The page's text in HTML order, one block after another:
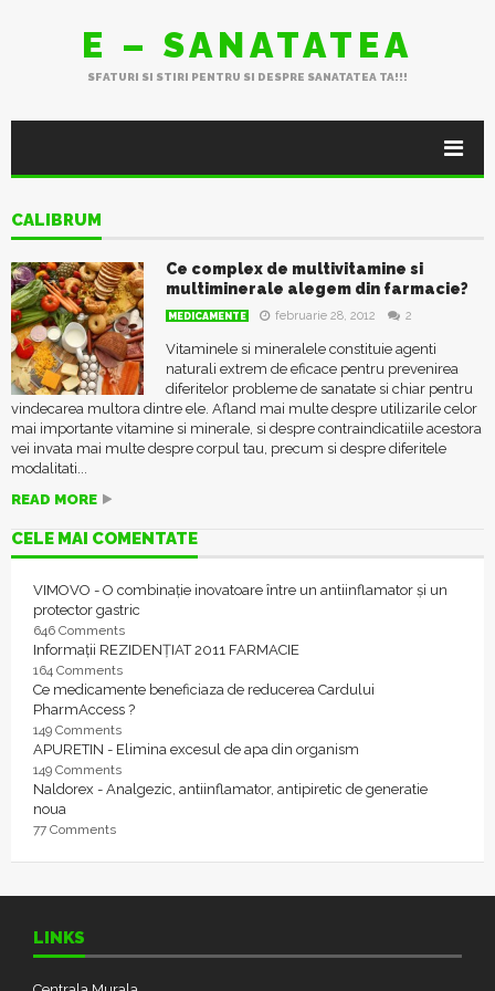
E – SANATATEA
SFATURI SI STIRI PENTRU SI DESPRE SANATATEA TA!!!
CALIBRUM
Ce complex de multivitamine si
multiminerale alegem din farmacie?
MEDICAMENTE februarie 28, 2012 2
Vitaminele si mineralele constituie agenti
naturali extrem de eficace pentru prevenirea
diferitelor probleme de sanatate si chiar pentru
vindecarea multora dintre ele. Afland mai multe despre utilizarile celor
mai importante vitamine si minerale, si despre contraindicatiile acestora
vei invata mai multe despre corpul tau, precum si despre diferitele
modalitati...
READ MORE
CELE MAI COMENTATE
VIMOVO - O combinație inovatoare între un antiinflamator și un
protector gastric
646 Comments
Informații REZIDENȚIAT 2011 FARMACIE
164 Comments
Ce medicamente beneficiaza de reducerea Cardului
PharmAccess ?
149 Comments
APURETIN - Elimina excesul de apa din organism
149 Comments
Naldorex - Analgezic, antiinflamator, antipiretic de generatie
noua
77 Comments
LINKS